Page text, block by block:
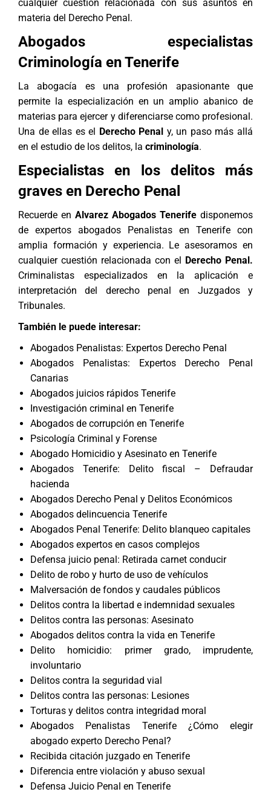
cualquier cuestión relacionada con sus asuntos en
materia del Derecho Penal.
Abogados especialistas
Criminología en Tenerife
La abogacía es una profesión apasionante que
permite la especialización en un amplio abanico de
materias para ejercer y diferenciarse como profesional.
Una de ellas es el Derecho Penal y, un paso más allá
en el estudio de los delitos, la criminología.
Especialistas en los delitos más
graves en Derecho Penal
Recuerde en Alvarez Abogados Tenerife disponemos
de expertos abogados Penalistas en Tenerife con
amplia formación y experiencia. Le asesoramos en
cualquier cuestión relacionada con el Derecho Penal.
Criminalistas especializados en la aplicación e
interpretación del derecho penal en Juzgados y
Tribunales.
También le puede interesar:
Abogados Penalistas: Expertos Derecho Penal
Abogados Penalistas: Expertos Derecho Penal
Canarias
Abogados juicios rápidos Tenerife
Investigación criminal en Tenerife
Abogados de corrupción en Tenerife
Psicología Criminal y Forense
Abogado Homicidio y Asesinato en Tenerife
Abogados Tenerife: Delito fiscal – Defraudar
hacienda
Abogados Derecho Penal y Delitos Económicos
Abogados delincuencia Tenerife
Abogados Penal Tenerife: Delito blanqueo capitales
Abogados expertos en casos complejos
Defensa juicio penal: Retirada carnet conducir
Delito de robo y hurto de uso de vehículos
Malversación de fondos y caudales públicos
Delitos contra la libertad e indemnidad sexuales
Delitos contra las personas: Asesinato
Abogados delitos contra la vida en Tenerife
Delito homicidio: primer grado, imprudente,
involuntario
Delitos contra la seguridad vial
Delitos contra las personas: Lesiones
Torturas y delitos contra integridad moral
Abogados Penalistas Tenerife ¿Cómo elegir
abogado experto Derecho Penal?
Recibida citación juzgado en Tenerife
Diferencia entre violación y abuso sexual
Defensa Juicio Penal en Tenerife